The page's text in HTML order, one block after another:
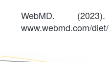
WebMD.
www.webmd.com/